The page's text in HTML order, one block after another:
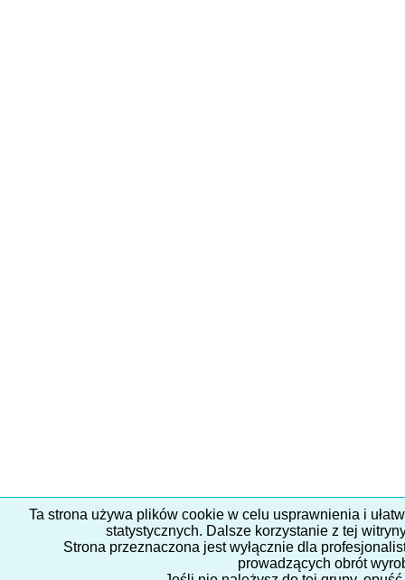
Ta strona używa plików cookie w celu usprawnienia i
statystycznych. Dalsze korzystanie z tej
Strona przeznaczona jest wyłącznie dla
prowadzących obrót